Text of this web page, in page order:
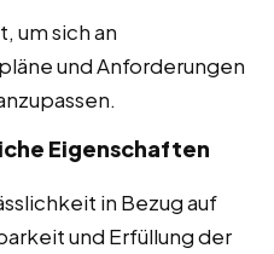
um sich an
und Anforderungen
Eigenschaften
in Bezug auf
und Erfüllung der